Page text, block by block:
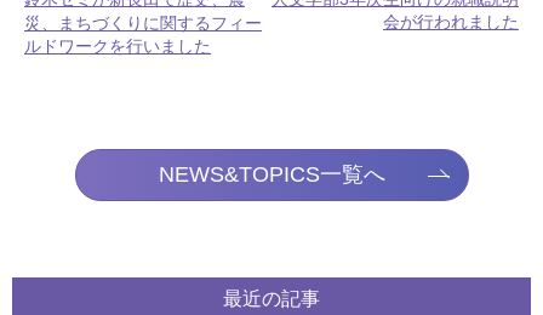
災、まちづくりに関するフィー
ルドワークを行いました
会が行われました
NEWS&TOPICS一覧へ
最近の記事